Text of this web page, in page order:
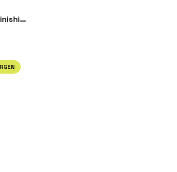
Rotary Foam Finishing Pad 7'